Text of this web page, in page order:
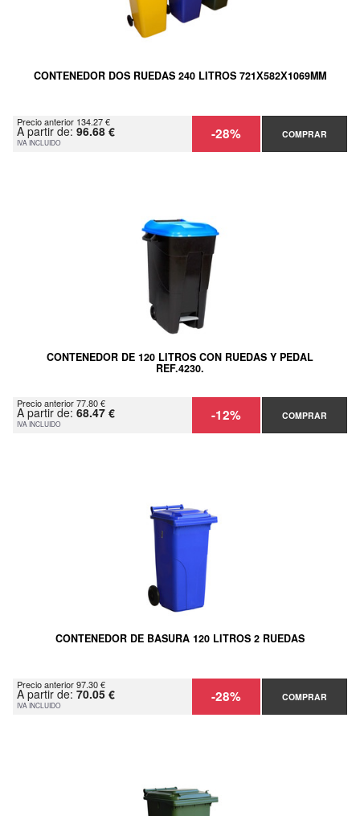
CONTENEDOR DOS RUEDAS 240 LITROS 721Х582Х1069MM
Precio anterior 134.27 €
A partir de: 96.68 €
IVA INCLUIDO -28% COMPRAR
CONTENEDOR DE 120 LITROS CON RUEDAS Y PEDAL
REF.4230.
Precio anterior 77.80 €
A partir de: 68.47 €
IVA INCLUIDO -12% COMPRAR
CONTENEDOR DE BASURA 120 LITROS 2 RUEDAS
Precio anterior 97.30 €
A partir de: 70.05 €
IVA INCLUIDO -28% COMPRAR